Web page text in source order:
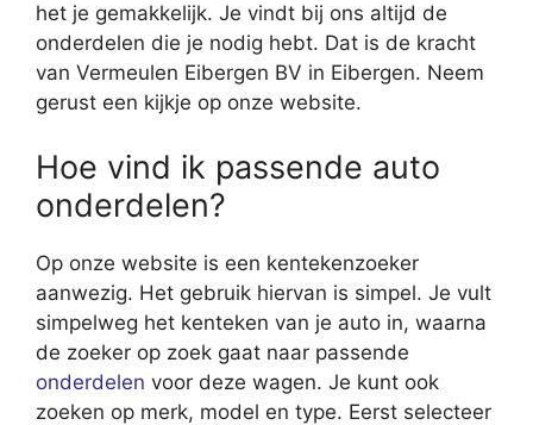
het je gemakkelijk. Je vindt bij ons altijd de
onderdelen die je nodig hebt. Dat is de kracht
van Vermeulen Eibergen BV in Eibergen. Neem
gerust een kijkje op onze website.
Hoe vind ik passende auto
onderdelen?
Op onze website is een kentekenzoeker
aanwezig. Het gebruik hiervan is simpel. Je vult
simpelweg het kenteken van je auto in, waarna
de zoeker op zoek gaat naar passende
onderdelen voor deze wagen. Je kunt ook
zoeken op merk, model en type. Eerst selecteer